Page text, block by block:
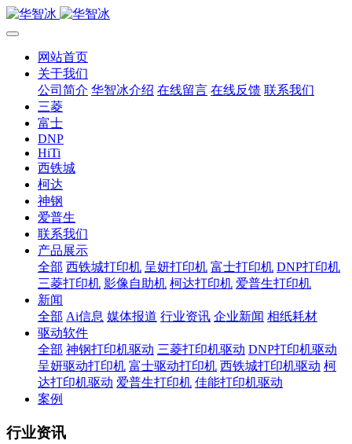
网站首页
关于我们
公司简介 华智冰介绍 在线留言 在线反馈 联系我们
三菱
富士
DNP
HiTi
西铁城
柯达
神钢
爱普生
联系我们
产品展示
全部 西铁城打印机 呈妍打印机 富士打印机 DNP打印机
三菱打印机 影像自助机 柯达打印机 爱普生打印机
新闻
全部 Ai信息 媒体报道 行业资讯 企业新闻 相纸耗材
驱动软件
全部 神钢打印机驱动 三菱打印机驱动 DNP打印机驱动
呈妍驱动打印机 富士驱动打印机 西铁城打印机驱动 柯
达打印机驱动 爱普生打印机 佳能打印机驱动
案例
行业资讯